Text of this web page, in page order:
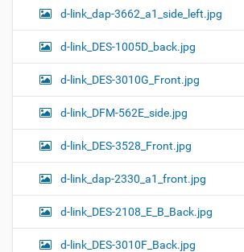
d-link_dap-3662_a1_side_left.jpg
d-link_DES-1005D_back.jpg
d-link_DES-3010G_Front.jpg
d-link_DFM-562E_side.jpg
d-link_DES-3528_Front.jpg
d-link_dap-2330_a1_front.jpg
d-link_DES-2108_E_B_Back.jpg
d-link_DES-3010F_Back.jpg